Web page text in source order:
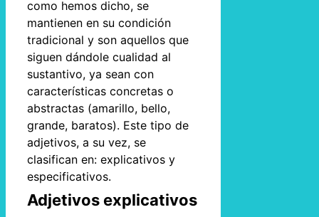
como hemos dicho, se
mantienen en su condición
tradicional y son aquellos que
siguen dándole cualidad al
sustantivo, ya sean con
características concretas o
abstractas (amarillo, bello,
grande, baratos). Este tipo de
adjetivos, a su vez, se
clasifican en: explicativos y
especificativos.
Adjetivos explicativos